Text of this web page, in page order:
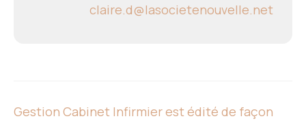
claire.d@lasocietenouvelle.net
Gestion Cabinet Infirmier est édité de façon